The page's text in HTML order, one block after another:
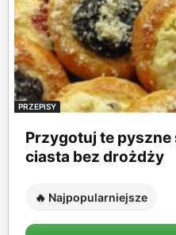
PRZEPISY
Przygotuj te
ciasta bez drożdży
🔥 Najpopularniejsze